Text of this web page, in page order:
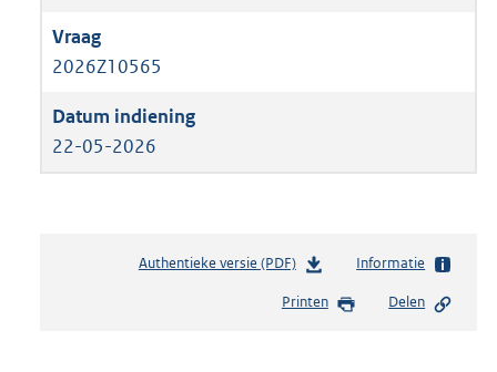
2026Z10565
22-05-2026
Authentieke versie (PDF)b
s
Informatie
Printen Delen